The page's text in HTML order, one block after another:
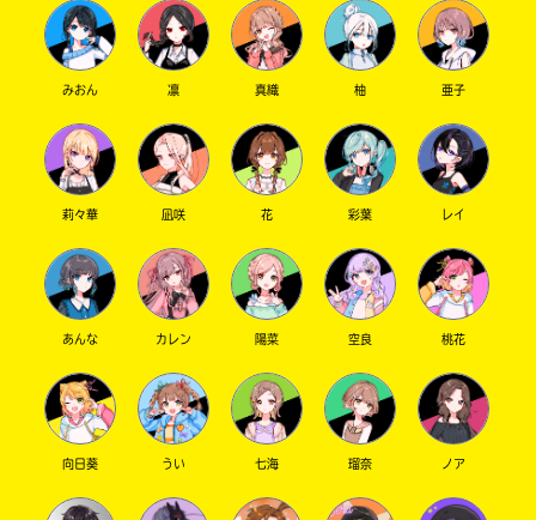
みおん 凛 真織 柚 亜子
莉々華 凪咲 花 彩葉 レイ
あんな カレン 陽菜 空良 桃花
向日葵 うい 七海 瑠奈 ノア